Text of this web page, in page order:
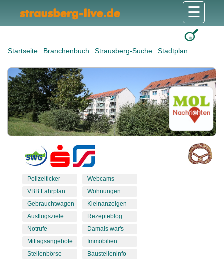
Startseite Branchenbuch Strausberg-Suche Stadtplan
☰
Polizeiticker
VBB Fahrplan
Gebrauchtwagen
Ausflugsziele
Notrufe
Mittagsangebote
Stellenbörse
Webcams
Wohnungen
Kleinanzeigen
Rezepteblog
Damals war's
Immobilien
Baustelleninfo